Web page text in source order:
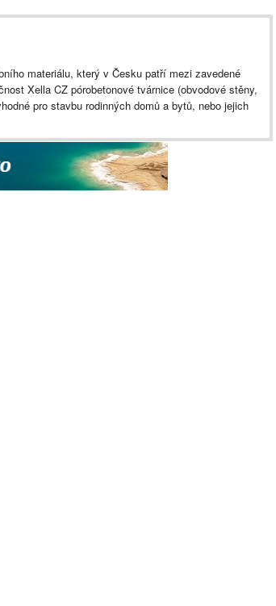
materiálu, který v Česku patří mezi zavedené
Xella CZ pórobetonové tvárnice (obvodové stěny,
pro stavbu rodinných domů a bytů, nebo jejich